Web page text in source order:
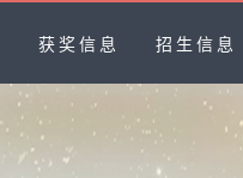
获奖信息 招生信息